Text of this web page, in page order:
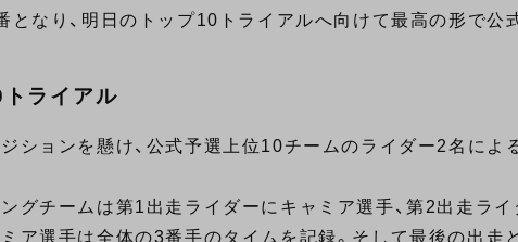
となり、明日のトップ10トライアルへ向けて最高の形で公
ライアル
ションを懸け、公式予選上位10チームのライダー2名に
グチームは第1出走ライダーにキャミア選手、第2出走ラ
ア選手は全体の3番手のタイムを記録。そして最後の出走